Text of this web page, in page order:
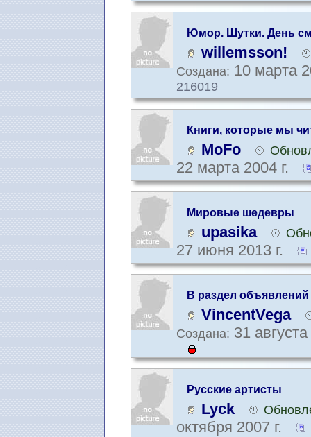
Юмор. Шутки. День
willemsson!
Создана: 10 марта
216019
Книги, которые мы
MoFo
22 марта 2004 г.
Мировые шедевры
upasika
27 июня 2013 г.
В раздел объявлений
VincentVega
Создана: 31
Русские артисты
Lyck
октября 2007 г.